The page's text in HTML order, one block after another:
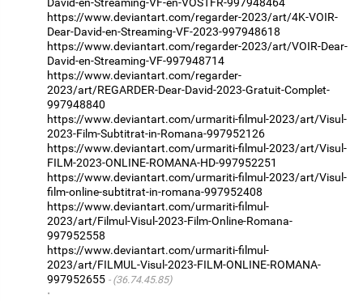
https://www.deviantart.com/regarder-2023/art/4K-VOIR-
Dear-David-en-Streaming-VF-2023-997948618
https://www.deviantart.com/regarder-2023/art/VOIR-Dear-
David-en-Streaming-VF-997948714
https://www.deviantart.com/regarder-
2023/art/REGARDER-Dear-David-2023-Gratuit-Complet-
997948840
https://www.deviantart.com/urmariti-filmul-2023/art/Visul-
2023-Film-Subtitrat-in-Romana-997952126
https://www.deviantart.com/urmariti-filmul-2023/art/Visul-
FILM-2023-ONLINE-ROMANA-HD-997952251
https://www.deviantart.com/urmariti-filmul-2023/art/Visul-
film-online-subtitrat-in-romana-997952408
https://www.deviantart.com/urmariti-filmul-
2023/art/Filmul-Visul-2023-Film-Online-Romana-
997952558
https://www.deviantart.com/urmariti-filmul-
2023/art/FILMUL-Visul-2023-FILM-ONLINE-ROMANA-
997952655
(36.74.45.85)
·